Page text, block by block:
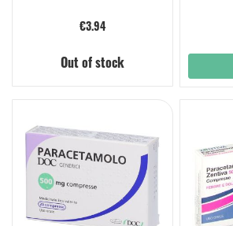
Compresse
€3.94
Out of stock